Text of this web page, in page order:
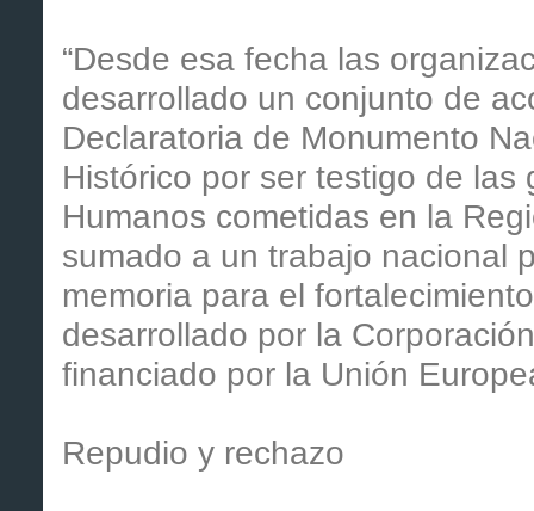
“Desde esa fecha las
desarrollado un conjunto de
Declaratoria de Monumento
Histórico por ser testigo de
Humanos cometidas en la
sumado a un trabajo nacional
memoria para el
desarrollado por la
financiado por la Unión
Repudio y rechazo